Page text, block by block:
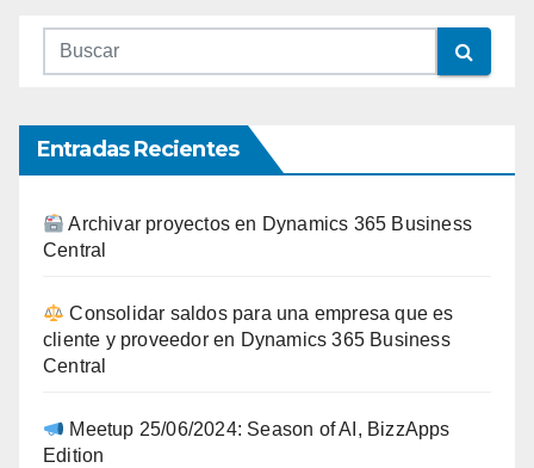
Entradas Recientes
Archivar proyectos en Dynamics 365 Business
Central
Consolidar saldos para una empresa que es
cliente y proveedor en Dynamics 365 Business
Central
Meetup 25/06/2024: Season of AI, BizzApps
Edition